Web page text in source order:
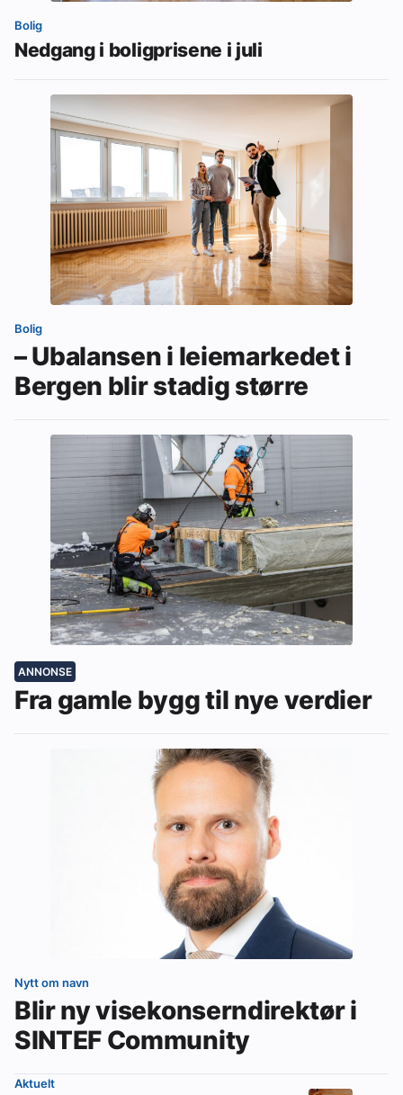
Bolig
Nedgang i boligprisene i juli
Bolig
– Ubalansen i leiemarkedet i
Bergen blir stadig større
ANNONSE
Fra gamle bygg til nye verdier
Nytt om navn
Blir ny visekonserndirektør i
SINTEF Community
Aktuelt